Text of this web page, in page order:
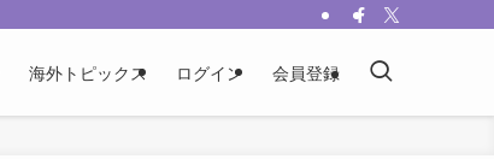
海外トピックス ログイン 会員登録